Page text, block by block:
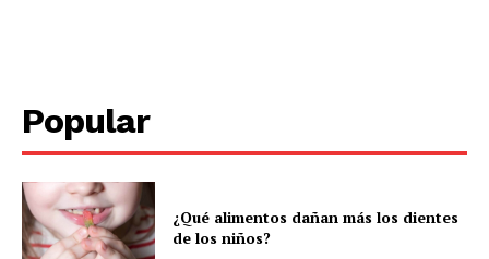
Periodico el Sol de Yucatán
Popular
¿Qué alimentos dañan más los dientes
de los niños?